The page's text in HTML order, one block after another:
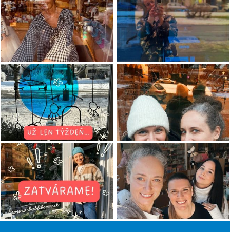
Z